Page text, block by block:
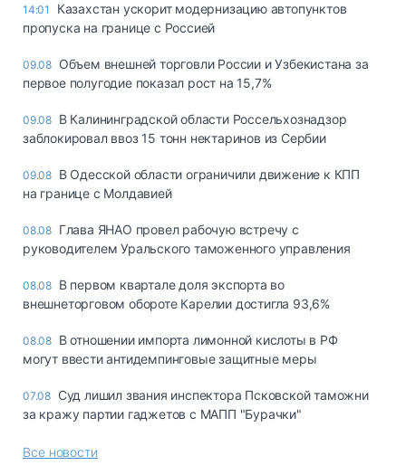
14:01
Казахстан ускорит модернизацию автопунктов
пропуска на границе с Россией
09.08 Объем внешней торговли России и Узбекистана за
первое полугодие показал рост на 15,7%
09.08 В Калининградской области Россельхознадзор
заблокировал ввоз 15 тонн нектаринов из Сербии
09.08 В Одесской области ограничили движение к КПП
на границе с Молдавией
08.08 Глава ЯНАО провел рабочую встречу с
руководителем Уральского таможенного управления
08.08 В первом квартале доля экспорта во
внешнеторговом обороте Карелии достигла 93,6%
08.08 В отношении импорта лимонной кислоты в РФ
могут ввести антидемпинговые защитные меры
07.08 Суд лишил звания инспектора Псковской таможни
за кражу партии гаджетов с МАПП "Бурачки"
Все новости